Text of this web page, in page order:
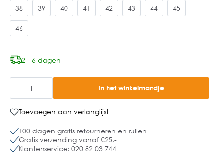
38 39 40 41 42 43 44 45
46
2 - 6 dagen
In het winkelmandje
Toevoegen aan verlanglijst
100 dagen gratis retourneren en ruilen
Gratis verzending vanaf €25,-
Klantenservice: 020 82 03 744